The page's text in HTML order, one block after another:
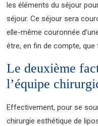
les éléments du séjour
séjour. Ce séjour sera
elle-même couronnée
être, en fin de compte,
Le deuxième
l’équipe
Effectivement, pour se
chirurgie esthétique de